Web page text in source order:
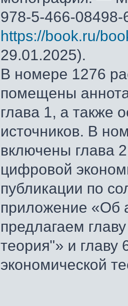
978-5-466-
https://book.ru/
29.01.2025).
В номере 1276
помещены
глава 1, а также
источников. В
включены глава
цифровой
публикации по
приложение «Об
предлагаем
теория"» и главу
экономической